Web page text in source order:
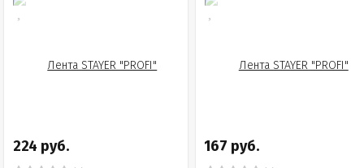
224 руб. 167 руб.